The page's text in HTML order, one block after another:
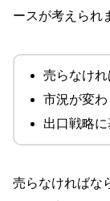
ースが考えられ
売らなけ
市況が変
出口戦略
売らなければな